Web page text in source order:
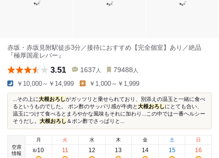
赤坂・赤坂見附駅徒歩3分／接待におすすめ【完全個室】あり／絶品
『極厚国産レバー』
3.51 1637 人 79488 人
￥10,000～￥14,999 ￥1,000～￥1,999
...その上に大根おろしがガッツリと乗せられており、別添えの温玉と一緒に食べ
るというものでした。 ポン酢のサッパリ感が牛肉と大根おろしにとても合い、
温玉につけて食べるとまろやかな風味もそれに加わり...この中では一番ヘルシー
そうだし。 大根おろし ＆ポン酢でさっぱりと...
空席
情報
月
8/10
火
11
水
12
木
13
金
14
土
15
日
16